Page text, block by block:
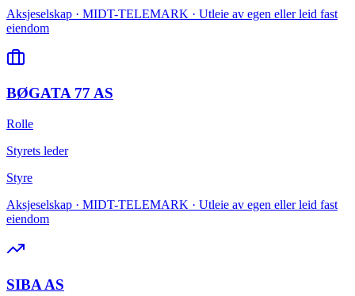
Aksjeselskap · MIDT-TELEMARK · Utleie av egen eller leid fast
eiendom
BØGATA 77 AS
Rolle
Styrets leder
Styre
Aksjeselskap · MIDT-TELEMARK · Utleie av egen eller leid fast
eiendom
SIBA AS